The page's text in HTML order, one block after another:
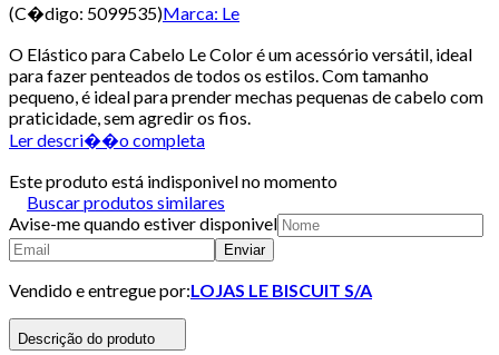
(C�digo: 5099535)Marca: Le
O Elástico para Cabelo Le Color é um acessório versátil, ideal
para fazer penteados de todos os estilos. Com tamanho
pequeno, é ideal para prender mechas pequenas de cabelo com
praticidade, sem agredir os fios.
Ler descri��o completa
Este produto está indisponivel no momento
Buscar produtos similares
Avise-me quando estiver disponivel
Enviar
Vendido e entregue por:LOJAS LE BISCUIT S/A
Descrição do produto